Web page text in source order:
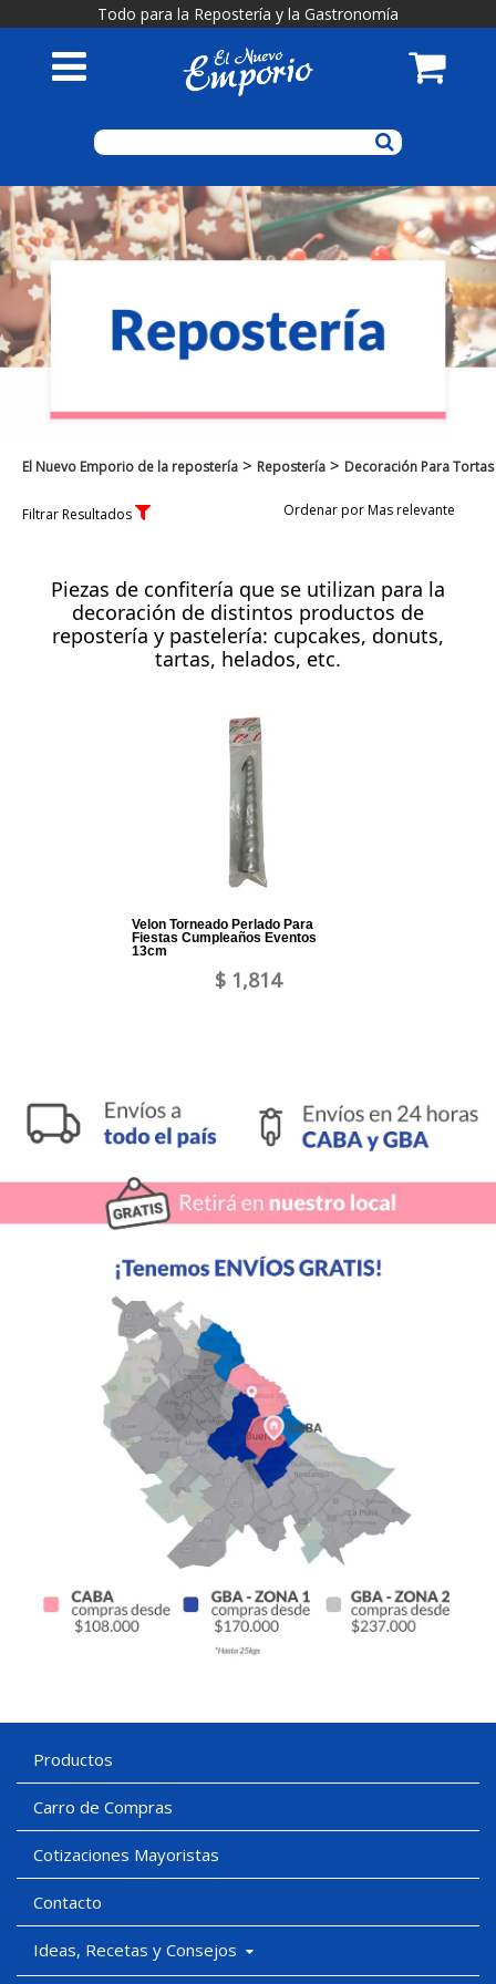
Todo para la Repostería y la Gastronomía
El Nuevo Emporio de la repostería > Repostería > Decoración Para Tortas
Filtrar Resultados Ordenar por Mas relevante
Piezas de confitería que se utilizan para la
decoración de distintos productos de
repostería y pastelería: cupcakes, donuts,
tartas, helados, etc.
Velon Torneado Perlado Para
Fiestas Cumpleaños Eventos
13cm
$ 1,814
Productos
Carro de Compras
Cotizaciones Mayoristas
Contacto
Ideas, Recetas y Consejos